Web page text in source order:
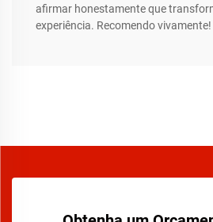
afirmar honestamente que
experiência. Recomendo vivamente!